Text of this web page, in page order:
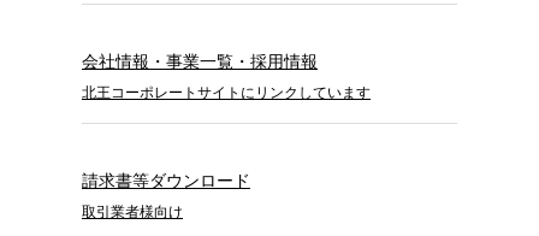
会社情報・事業一覧・採用情報
北王コーポレートサイトにリンクしています
請求書等ダウンロード
取引業者様向け